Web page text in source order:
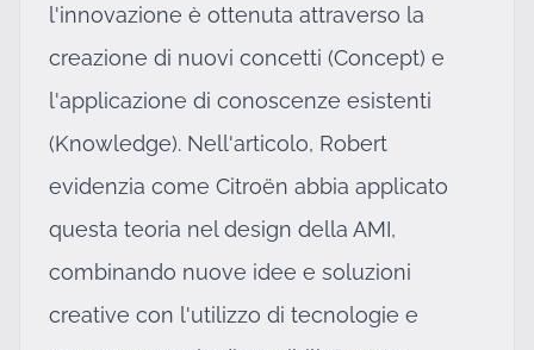
l'innovazione è ottenuta attraverso la
creazione di nuovi concetti (Concept) e
l'applicazione di conoscenze esistenti
(Knowledge). Nell'articolo, Robert
evidenzia come Citroën abbia applicato
questa teoria nel design della AMI,
combinando nuove idee e soluzioni
creative con l'utilizzo di tecnologie e